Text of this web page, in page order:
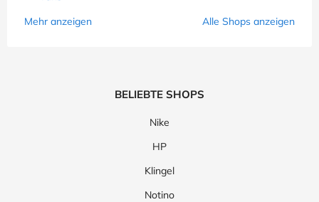
Mehr anzeigen
Alle Shops anzeigen
BELIEBTE SHOPS
Nike
HP
Klingel
Notino